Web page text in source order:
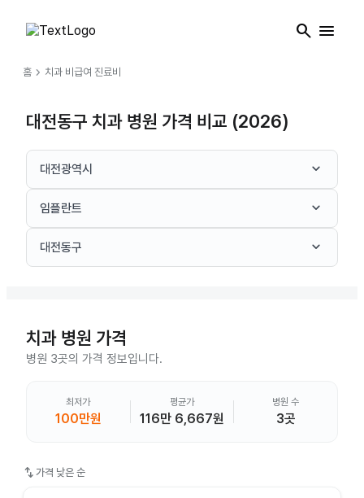
search menu
홈 chevron_right 치과 비급여 진료비
대전동구 치과 병원 가격 비교 (2026)
대전광역시 keyboard_arrow_down
임플란트 keyboard_arrow_down
대전동구 keyboard_arrow_down
치과 병원 가격
병원 3곳의 가격 정보입니다.
최저가
100만원
평균가
116만 6,667원
병원 수
3곳
swap_vert 가격 낮은 순